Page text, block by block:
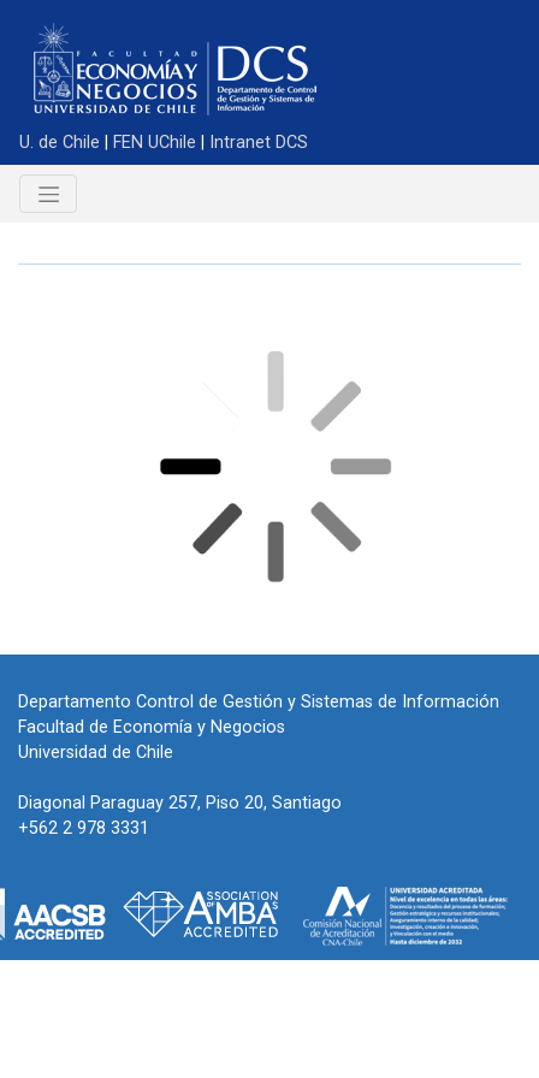
U. de Chile FEN UChile Intranet DCS
Departamento Control de Gestión y Sistemas de Información
Facultad de Economía y Negocios
Universidad de Chile
Diagonal Paraguay 257, Piso 20, Santiago
+562 2 978 3331